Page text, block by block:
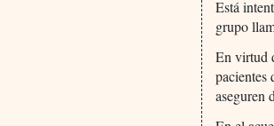
Está
grupo
En virtud
pacientes
aseguren